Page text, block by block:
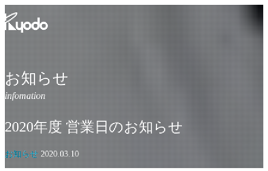
コ
ン
テ
ン
ツ
を
表
示
お知らせ
2020年度 営業日のお知らせ
お知らせ 2020.03.10